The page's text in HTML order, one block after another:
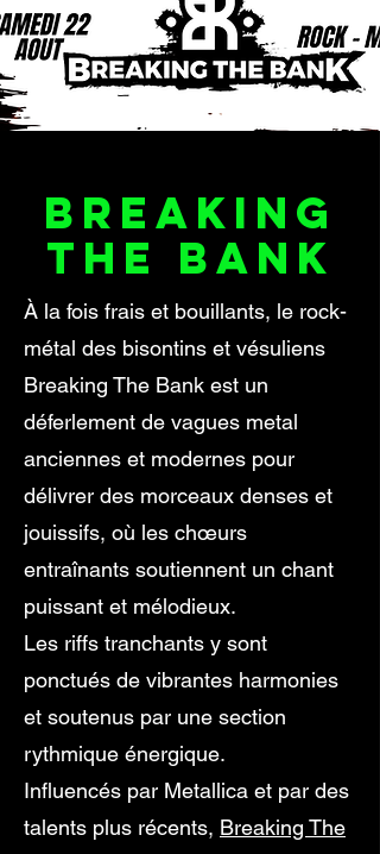
BREAKING
THE BANK
À la fois frais et bouillants, le rock-
métal des bisontins et vésuliens
Breaking The Bank est un
déferlement de vagues metal
anciennes et modernes pour
délivrer des morceaux denses et
jouissifs, où les chœurs
entraînants soutiennent un chant
puissant et mélodieux.
Les riffs tranchants y sont
ponctués de vibrantes harmonies
et soutenus par une section
rythmique énergique.
Influencés par Metallica et par des
talents plus récents, Breaking The